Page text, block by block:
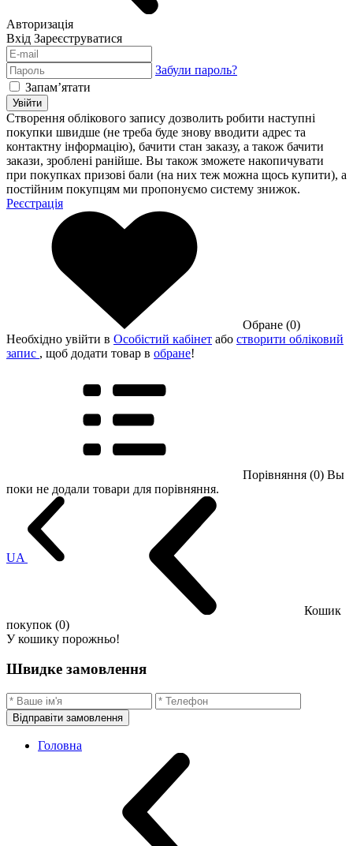
Авторизація
Вхід Зареєструватися
Забули пароль?
Запам’ятати
Увійти
Створення облікового запису дозволить робити наступні
покупки швидше (не треба буде знову вводити адрес та
контактну інформацію), бачити стан заказу, а також бачити
закази, зроблені ранійше. Вы також зможете накопичувати
при покупках призові бали (на них теж можна щось купити), а
постійним покупцям ми пропонуємо систему знижок.
Реєстрація
Обране (0)
Необхідно увійти в Особістий кабінет або створити обліковий
запис , щоб додати товар в обране!
Порівняння (0) Вы
поки не додали товари для порівняння.
UA
Кошик
покупок (0)
У кошику порожньо!
Швидке замовлення
Відправіти замовлення
Головна